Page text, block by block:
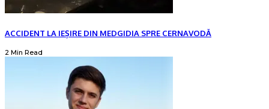
ACCIDENT LA IEȘIRE DIN MEDGIDIA SPRE CERNAVODĂ
2 Min Read